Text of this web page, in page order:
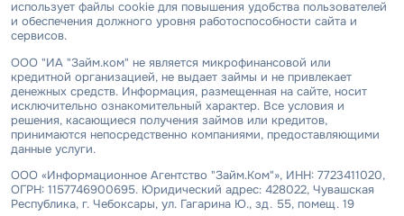
использует файлы cookie для повышения удобства пользователей
и обеспечения должного уровня работоспособности сайта и
сервисов.
ООО "ИА "Займ.ком" не является микрофинансовой или
кредитной организацией, не выдает займы и не привлекает
денежных средств. Информация, размещенная на сайте, носит
исключительно ознакомительный характер. Все условия и
решения, касающиеся получения займов или кредитов,
принимаются непосредственно компаниями, предоставляющими
данные услуги.
ООО «Информационное Агентство "Займ.Ком"», ИНН: 7723411020,
ОГРН: 1157746900695. Юридический адрес: 428022, Чувашская
Республика, г. Чебоксары, ул. Гагарина Ю., зд. 55, помещ. 19